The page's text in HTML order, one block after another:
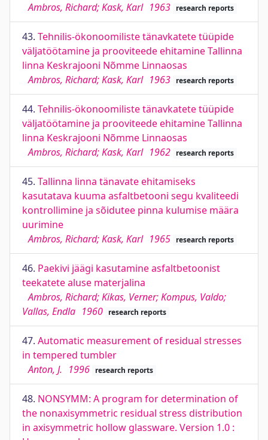
Ambros, Richard; Kask, Karl 1963 research reports
43. Tehnilis-ökonoomiliste tänavkatete tüüpide
väljatöötamine ja prooviteede ehitamine Tallinna
linna Keskrajooni Nõmme Linnaosas
Ambros, Richard; Kask, Karl 1963 research reports
44. Tehnilis-ökonoomiliste tänavkatete tüüpide
väljatöötamine ja prooviteede ehitamine Tallinna
linna Keskrajooni Nõmme Linnaosas
Ambros, Richard; Kask, Karl 1962 research reports
45. Tallinna linna tänavate ehitamiseks
kasutatava kuuma asfaltbetooni segu kvaliteedi
kontrollimine ja sõidutee pinna kulumise määra
uurimine
Ambros, Richard; Kask, Karl 1965 research reports
46. Paekivi jäägi kasutamine asfaltbetoonist
teekatete aluse materjalina
Ambros, Richard; Kikas, Verner; Kompus, Valdo;
Vallas, Endla 1960 research reports
47. Automatic measurement of residual stresses
in tempered tumbler
Anton, J. 1996 research reports
48. NONSYMM: A program for determination of
the nonaxisymmetric residual stress distribution
in axisymmetric hollow glassware. Version 1.0 :